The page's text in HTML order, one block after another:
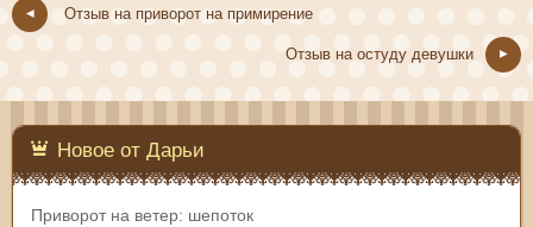
Отзыв на приворот на примирение
Отзыв на остуду девушки
Новое от Дарьи
Приворот на ветер: шепоток